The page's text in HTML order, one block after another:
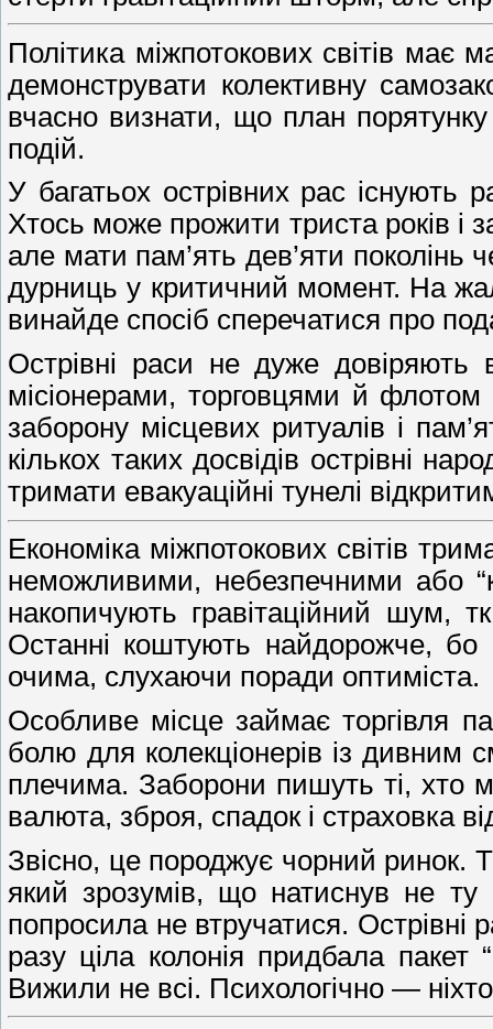
Політика міжпотокових світів
демонструвати колективну
вчасно визнати, що план
подій.
У багатьох острівних рас існують
Хтось може прожити триста років і
але мати пам’ять дев’яти поколінь
дурниць у критичний момент. На
винайде спосіб сперечатися про
Острівні раси не дуже довіряють
місіонерами, торговцями й флотом
заборону місцевих ритуалів і
кількох таких досвідів острівні
тримати евакуаційні тунелі
Економіка міжпотокових світів
неможливими, небезпечними або
накопичують гравітаційний шум,
Останні коштують найдорожче, бо
очима, слухаючи поради оптиміста.
Особливе місце займає торгівля
болю для колекціонерів із дивним
плечима. Заборони пишуть ті, хто
валюта, зброя, спадок і страховка
Звісно, це породжує чорний ринок.
який зрозумів, що натиснув не ту
попросила не втручатися. Острівні
разу ціла колонія придбала пакет
Вижили не всі. Психологічно —